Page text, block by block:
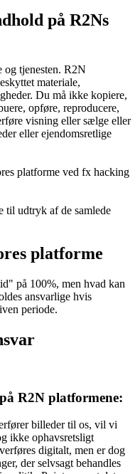
på R2Ns
og tjenesten. R2N
materiale,
Du må ikke kopiere,
opføre, reproducere,
visning eller sælge eller
eller ejendomsretlige
platforme ved fx hacking
til udtryk af de samlede
platforme
på 100%, men hvad kan
ansvarlige hvis
periode.
R2N platformene:
billeder til os, vil vi
ikke ophavsretsligt
digitalt, men er dog
der selvsagt behandles